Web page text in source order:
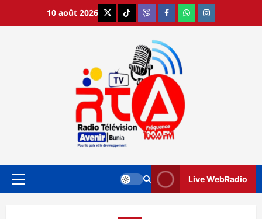
10 août 2026 X TikTokViber FacebookWhatsAppInstagram
Menu
Live WebRadio